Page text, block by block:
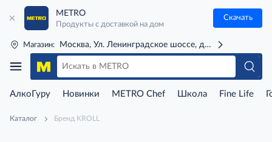
METRO
Продукты с доставкой на дом
Скачать
Магазин: Москва, Ул. Ленинградское шоссе, д. 71Г (м. Речной
АлкоГуру Новинки METRO Chef Школа Fine Life
Каталог Бренд KROLL